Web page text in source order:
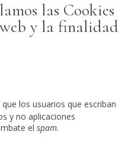
las Cookies
y la finalidad
los usuarios que escriban
y no aplicaciones
el spam.